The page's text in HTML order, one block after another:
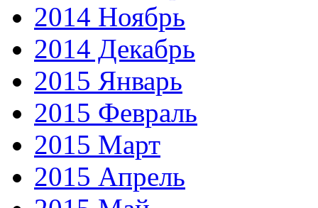
2014 Ноябрь
2014 Декабрь
2015 Январь
2015 Февраль
2015 Март
2015 Апрель